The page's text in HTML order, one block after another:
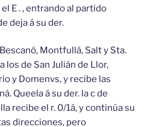
E . , entrando al partido
deja á su der.
Montfullá, Salt y Sta.
los de San Julián de Llor,
y Domenvs, y recibe las
Queela á su der. la c de
recibe el r. 0/1á, y continúa su
direcciones, pero